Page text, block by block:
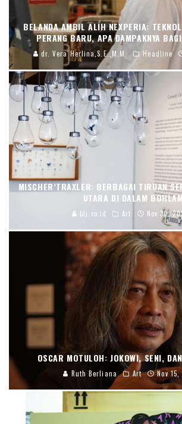
BELANDA AMBIL ALIH NEXPERIA:
PERANG BARU, APA DAMPAKNYA
dr. Vera Herlina,S.E.,M.M. Headline
MISCHER’TRAXLER: BERBAGAI TIRUAN
UTARA DI DALAM
blj.co.id Art Nov 30,
OSCAR MOTULOH: JOKOWI, SENI,
Ruth Berliana Art Nov 15,